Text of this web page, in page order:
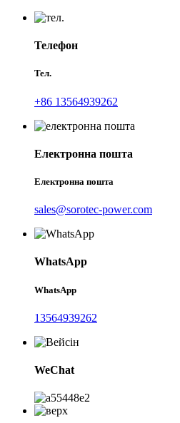
Телефон
Тел.
+86 13564939262
Електронна пошта
Електронна пошта
sales@sorotec-power.com
WhatsApp
WhatsApp
13564939262
WeChat